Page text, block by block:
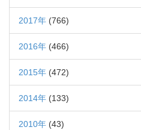
2017年 (766)
2016年 (466)
2015年 (472)
2014年 (133)
2010年 (43)